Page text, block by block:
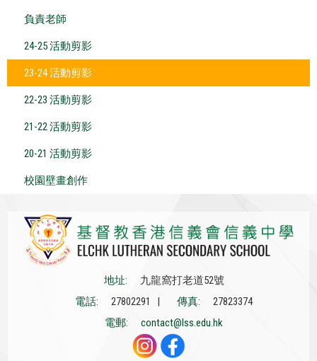
負責老師
24-25 活動剪影
23-24 活動剪影
22-23 活動剪影
21-22 活動剪影
20-21 活動剪影
校園壁畫創作
地址:
九龍窩打老道52號
電話:
27802291 | 傳真:
27823374
電郵:
contact@lss.edu.hk